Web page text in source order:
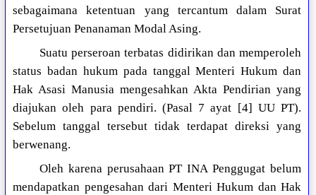
sebagaimana ketentuan yang tercantum dalam Surat
Persetujuan Penanaman Modal Asing.
Suatu perseroan terbatas didirikan dan memperoleh
status badan hukum pada tanggal Menteri Hukum dan
Hak Asasi Manusia mengesahkan Akta Pendirian yang
diajukan oleh para pendiri. (Pasal 7 ayat [4] UU PT).
Sebelum tanggal tersebut tidak terdapat direksi yang
berwenang.
Oleh karena perusahaan PT INA Penggugat belum
mendapatkan pengesahan dari Menteri Hukum dan Hak